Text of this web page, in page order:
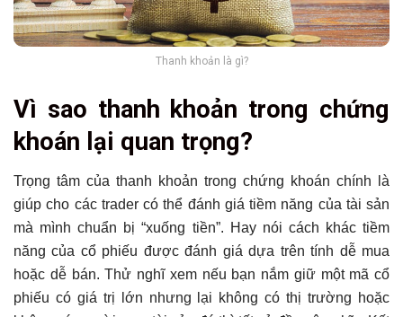
Thanh khoản là gì?
Vì sao thanh khoản trong chứng
khoán lại quan trọng?
Trọng tâm của thanh khoản trong chứng khoán chính là
giúp cho các trader có thể đánh giá tiềm năng của tài sản
mà mình chuẩn bị “xuống tiền”. Hay nói cách khác tiềm
năng của cổ phiếu được đánh giá dựa trên tính dễ mua
hoặc dễ bán. Thử nghĩ xem nếu bạn nắm giữ một mã cổ
phiếu có giá trị lớn nhưng lại không có thị trường hoặc